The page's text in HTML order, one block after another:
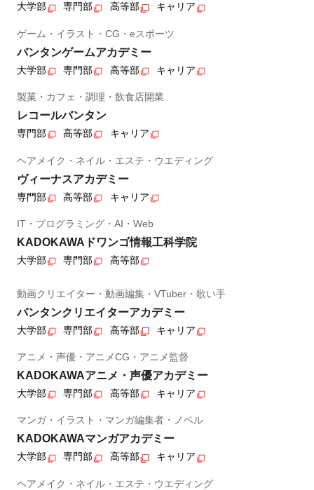
大学部 専門部 高等部 キャリア
ゲーム・イラスト・CG・eスポーツ
バンタンゲームアカデミー
大学部 専門部 高等部 キャリア
製菓・カフェ・調理・飲食店開業
レコールバンタン
専門部 高等部 キャリア
ヘアメイク・ネイル・エステ・ウエディング
ヴィーナスアカデミー
専門部 高等部 キャリア
IT・プログラミング・AI・Web
KADOKAWAドワンゴ情報工科学院
大学部 専門部 高等部
動画クリエイター・動画編集・VTuber・歌い手
バンタンクリエイターアカデミー
大学部 専門部 高等部 キャリア
アニメ・声優・アニメCG・アニメ監督
KADOKAWAアニメ・声優アカデミー
大学部 専門部 高等部 キャリア
マンガ・イラスト・マンガ編集者・ノベル
KADOKAWAマンガアカデミー
大学部 専門部 高等部 キャリア
ヘアメイク・ネイル・エステ・ウエディング